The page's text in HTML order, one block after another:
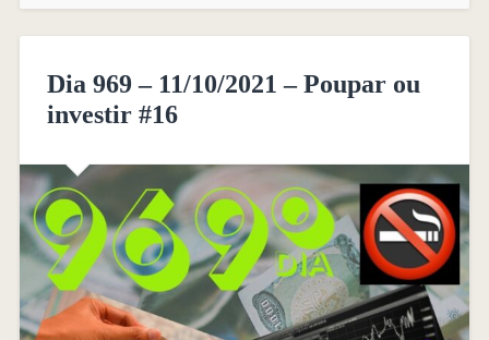
Dia 969 – 11/10/2021 – Poupar ou
investir #16